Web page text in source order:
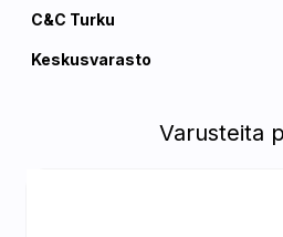
C&C Turku
Keskusvarasto
Varusteita